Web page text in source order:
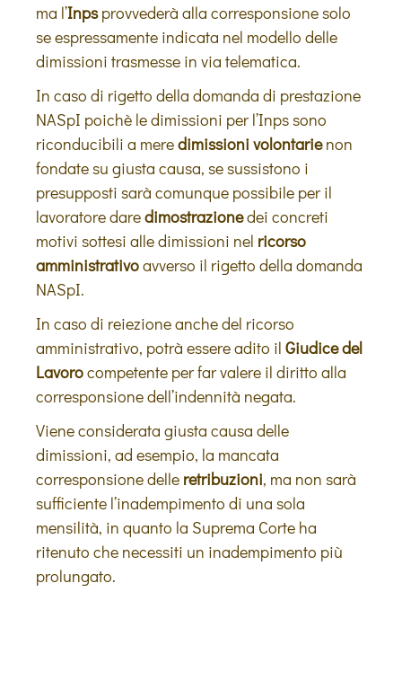
ma l’Inpsprovvederà alla corresponsione solo
se espressamente indicata nel modello delle
dimissioni trasmesse in via telematica.
In caso di rigetto della domanda di prestazione
NASpI poichè le dimissioni per l’Inps sono
riconducibili a meredimissioni volontarienon
fondate su giusta causa, se sussistono i
presupposti sarà comunque possibile per il
lavoratore daredimostrazionedei concreti
motivi sottesi alle dimissioni nel ricorso
amministrativoavverso il rigetto della domanda
NASpI.
In caso di reiezione anche del ricorso
amministrativo, potrà essere adito il Giudice del
Lavorocompetente per far valere il diritto alla
corresponsione dell’indennità negata.
Viene considerata giusta causa delle
dimissioni, ad esempio, la mancata
corresponsione delle retribuzioni, ma non sarà
sufficiente l’inadempimento di una sola
mensilità, in quanto la Suprema Corte ha
ritenuto che necessiti un inadempimento più
prolungato.